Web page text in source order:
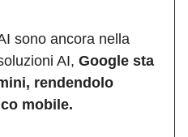
sono ancora nella
AI, Google sta
rendendolo
mobile.